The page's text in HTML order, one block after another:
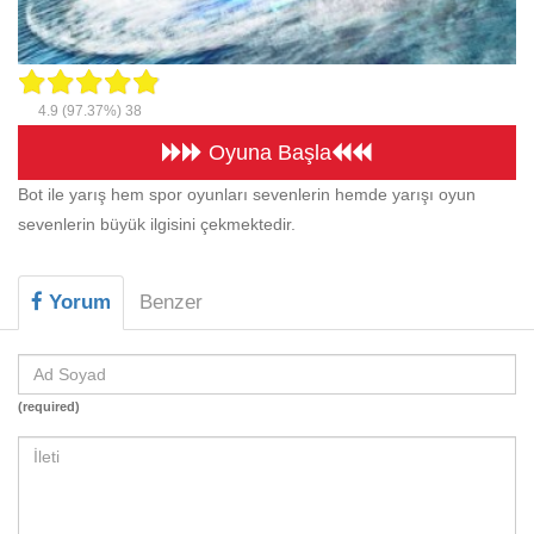
Beceri
Komik
Macera
Savaş
Yemek
4.9 (97.37%) 38
Oyuna Başla
Bot ile yarış hem spor oyunları sevenlerin hemde yarışı oyun
sevenlerin büyük ilgisini çekmektedir.
Yorum Benzer
(required)